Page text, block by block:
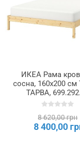
ИКЕА Рама
сосна, 160x200 см
ТАРВА,
8 620,00 грн
8 400,00